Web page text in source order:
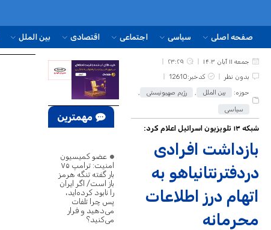
صفحه اصلی سیاسی اجتماعی اقتصادی بین الملل
جمعه ۱۱ آبان ۱۴۰۳
۲۳:۲۹
بدون نظر
کدخبر:12610
حوزه:
بین الملل , رژیم صهیونیستی ,
سیاسی
شبکه ۱۳ تلویزیون اسرائیل اعلام کرد:
بازداشت افرادی
دردفترنتانیاهو به
اتهام درز اطلاعات
محرمانه
مهمترین
عضو کمیسیون
امنیت: ترامپ ۷۵
بار گفته تنگه هرمز
باز است/ اگر ایران
را نابود کرده‌اید،
پس چرا تلفات
می‌دهید و فرار
می‌کنید؟